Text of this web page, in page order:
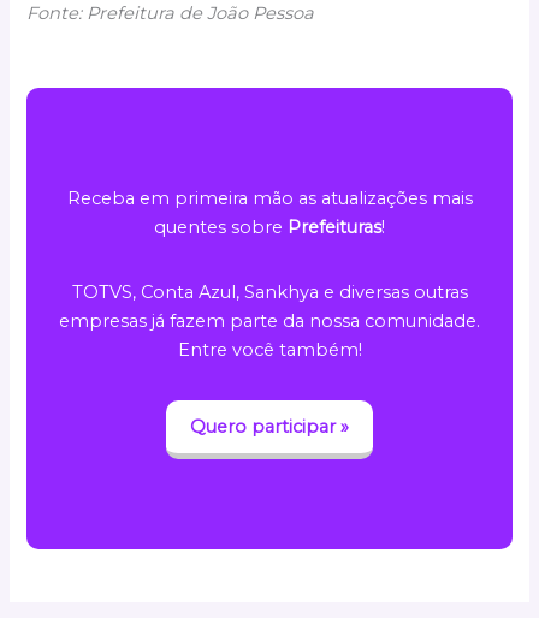
Fonte: Prefeitura de João Pessoa
Receba em primeira mão as atualizações mais
quentes sobre Prefeituras!
TOTVS, Conta Azul, Sankhya e diversas outras
empresas já fazem parte da nossa comunidade.
Entre você também!
Quero participar »